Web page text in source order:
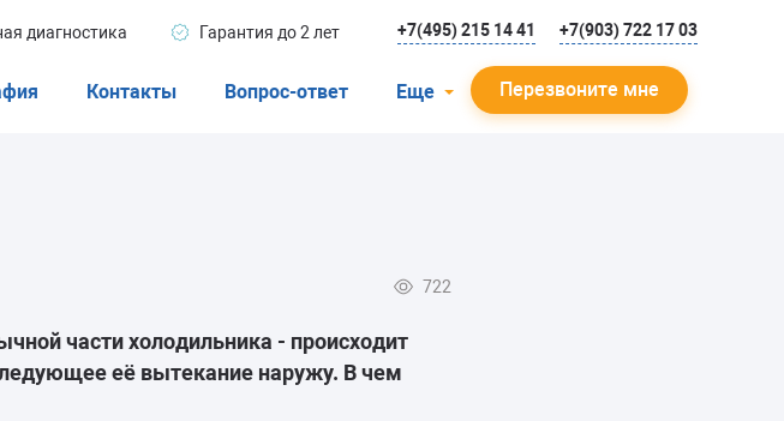
диагностика Гарантия до 2 лет +7(495) 215 14 41 +7(903) 722 17 03
Контакты Вопрос-ответ Еще
Мастера
Перезвоните мне
722
части холодильника - происходит
её вытекание наружу. В чем